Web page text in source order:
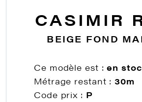
CASIMIR
BEIGE FOND
Ce modèle est :en
Métrage restant :30m
Code prix : P